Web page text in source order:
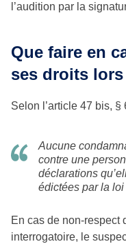
l’audition par la
Que faire en
ses droits
Selon l’article 47 bis, §
Aucune
contre une
déclarations
édictées par la
En cas de non-respect
interrogatoire, le